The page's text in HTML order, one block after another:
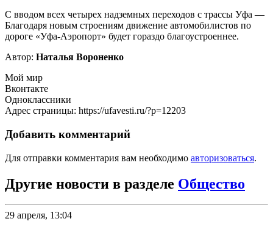
С вводом всех четырех надземных переходов с трассы Уфа —
Благодаря новым строениям движение автомобилистов по
дороге «Уфа-Аэропорт» будет гораздо благоустроеннее.
Автор: Наталья Вороненко
Мой мир
Вконтакте
Одноклассники
Адрес страницы: https://ufavesti.ru/?p=12203
Добавить комментарий
Для отправки комментария вам необходимо авторизоваться.
Другие новости в разделе Общество
29 апреля, 13:04